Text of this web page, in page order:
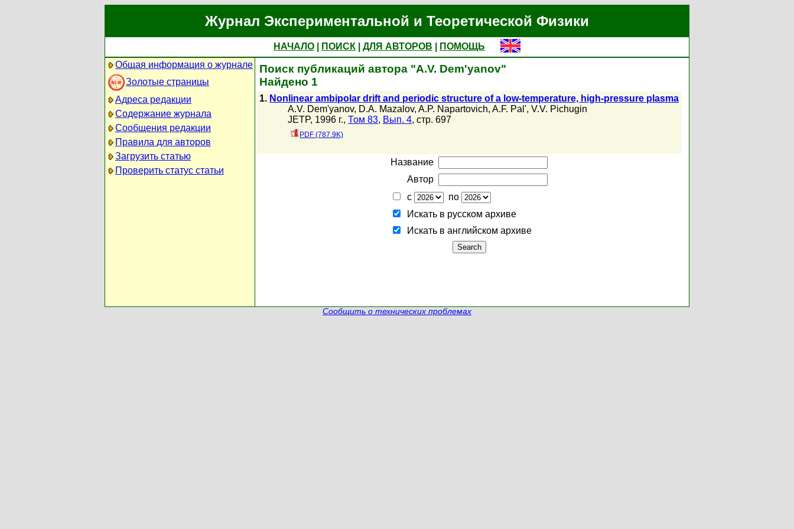
Журнал Экспериментальной и Теоретической Физики
НАЧАЛО ПОИСК ДЛЯ АВТОРОВ
ПОМОЩЬ
Общая информация о журнале
Золотые страницы
Адреса редакции
Содержание журнала
Сообщения редакции
Правила для авторов
Загрузить статью
Проверить статус статьи
Поиск публикаций автора "A.V. Dem'yanov"
Найдено 1
1. Nonlinear ambipolar drift and periodic structure of a low-temperature, high-pressure plasma
A.V. Dem'yanov, D.A. Mazalov, A.P. Napartovich, A.F. Pal', V.V. Pichugin
JETP, 1996 г., Том 83, Вып. 4, стр. 697
PDF (787.9K)
Название
Автор
с
по
Искать в русском архиве
Искать в английском архиве
Сообщить о технических проблемах